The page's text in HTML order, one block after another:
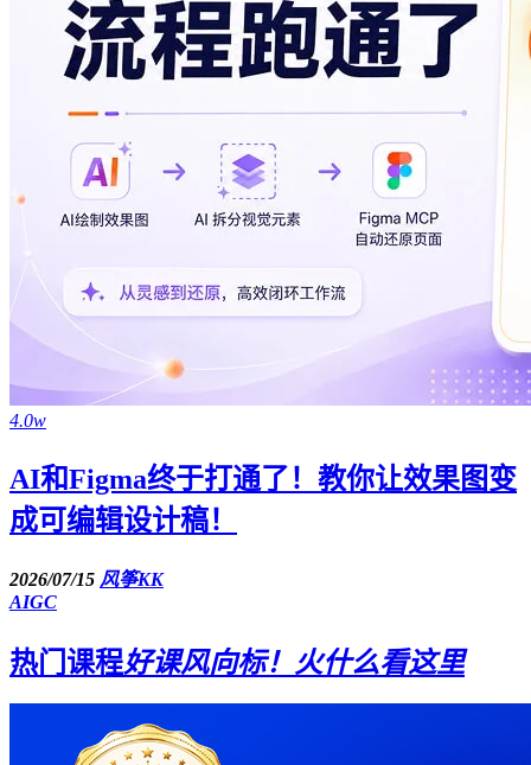
4.0w
AI和Figma终于打通了！教你让效果图变
成可编辑设计稿！
2026/07/15 风筝KK
AIGC
热门课程好课风向标！火什么看这里